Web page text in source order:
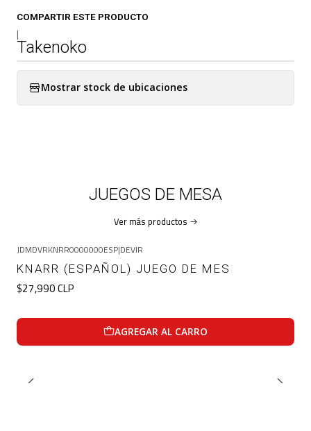
COMPARTIR ESTE PRODUCTO
|
Takenoko
Mostrar stock de ubicaciones
JUEGOS DE MESA
Ver más productos
JDMDVRKNRR0000000ESP|DEVIR
KNARR (ESPAÑOL) JUEGO DE MES
$27,990 CLP
AGREGAR AL CARRO